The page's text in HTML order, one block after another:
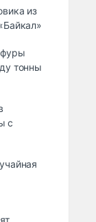
из
тонны
с